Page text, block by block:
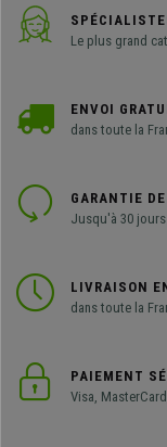
Le plus grand
ENVOI
dans toute la
GARANTIE
Jusqu'à 30 jours
LIVRAISON
dans toute la
PAIEMENT
Visa,